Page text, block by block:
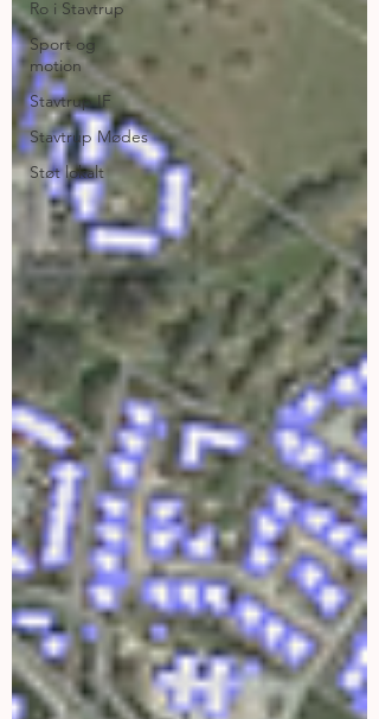
Ro i Stavtrup
Sport og
motion
Stavtrup IF
Stavtrup Mødes
Støt lokalt